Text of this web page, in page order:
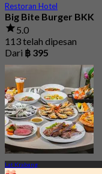
Restoran Hotel
Big Bite Burger BKK
5.0
113 telah dipesan
Dari ฿ 395
Lat Krabang